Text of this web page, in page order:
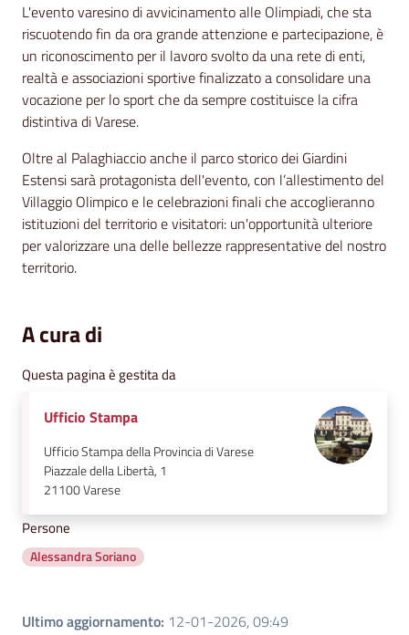
L'evento varesino di avvicinamento alle Olimpiadi, che sta
riscuotendo fin da ora grande attenzione e partecipazione, è
un riconoscimento per il lavoro svolto da una rete di enti,
realtà e associazioni sportive finalizzato a consolidare una
vocazione per lo sport che da sempre costituisce la cifra
distintiva di Varese.
Oltre al Palaghiaccio anche il parco storico dei Giardini
Estensi sarà protagonista dell'evento, con l’allestimento del
Villaggio Olimpico e le celebrazioni finali che accoglieranno
istituzioni del territorio e visitatori: un'opportunità ulteriore
per valorizzare una delle bellezze rappresentative del nostro
territorio.
A cura di
Questa pagina è gestita da
Ufficio Stampa
Ufficio Stampa della Provincia di Varese
Piazzale della Libertà, 1
21100Varese
Persone
Alessandra Soriano
Ultimo aggiornamento: 12-01-2026, 09:49